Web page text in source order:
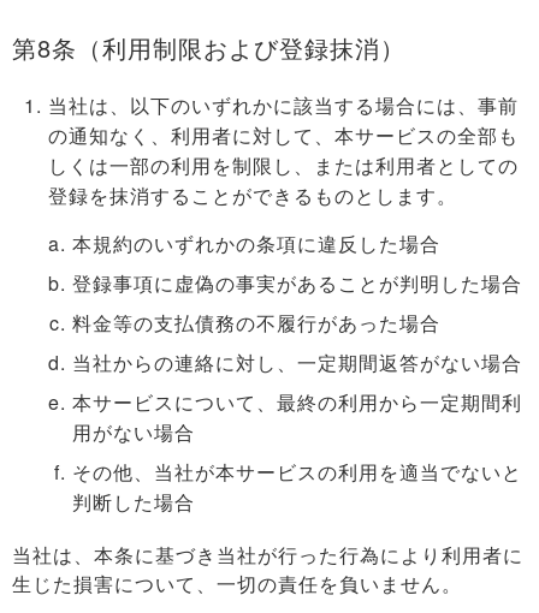
第8条（利用制限および登録抹消）
当社は、以下のいずれかに該当する場合には、事前
の通知なく、利用者に対して、本サービスの全部も
しくは一部の利用を制限し、または利用者としての
登録を抹消することができるものとします。
本規約のいずれかの条項に違反した場合
登録事項に虚偽の事実があることが判明した場合
料金等の支払債務の不履行があった場合
当社からの連絡に対し、一定期間返答がない場合
本サービスについて、最終の利用から一定期間利
用がない場合
その他、当社が本サービスの利用を適当でないと
判断した場合
当社は、本条に基づき当社が行った行為により利用者に
生じた損害について、一切の責任を負いません。